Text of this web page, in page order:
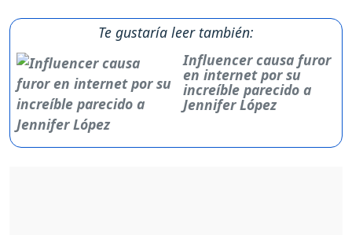
Te gustaría leer también:
Influencer causa furor
en internet por su
increíble parecido a
Jennifer López